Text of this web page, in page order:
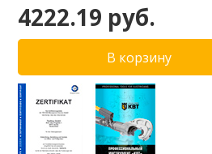
4222.19 руб.